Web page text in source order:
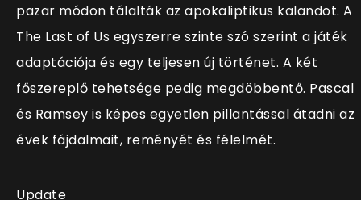
pazar módon tálalták az apokaliptikus kalandot. A
The Last of Us egyszerre szinte szó szerint a játék
adaptációja és egy teljesen új történet. A két
főszereplő tehetsége pedig megdöbbentő. Pascal
és Ramsey is képes egyetlen pillantással átadni az
évek fájdalmait, reményét és félelmét.
Update